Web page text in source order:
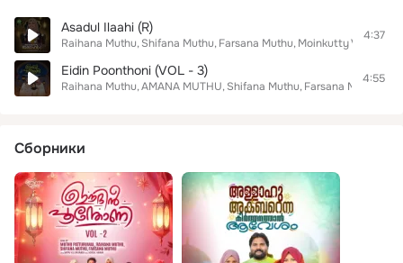
Asadul Ilaahi (R)
Raihana Muthu Shifana Muthu Farsana Muthu Moinkutty Vaidhyar
4:37
Eidin Poonthoni (VOL - 3)
Raihana Muthu AMANA MUTHU Shifana Muthu Farsana Muthu
4:55
Сборники